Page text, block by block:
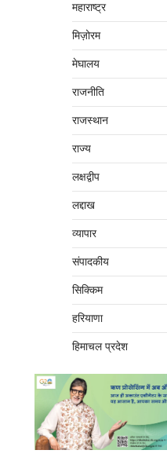
महाराष्‍ट्र
मिज़ोरम
मेघालय
राजनीति
राजस्थान
राज्य
लक्षद्वीप
लद्दाख
व्यापार
संपादकीय
सिक्किम
हरियाणा
हिमाचल प्रदेश